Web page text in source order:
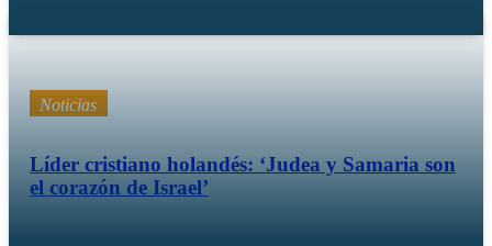
Noticias
Líder cristiano holandés: ‘Judea y Samaria son
el corazón de Israel’